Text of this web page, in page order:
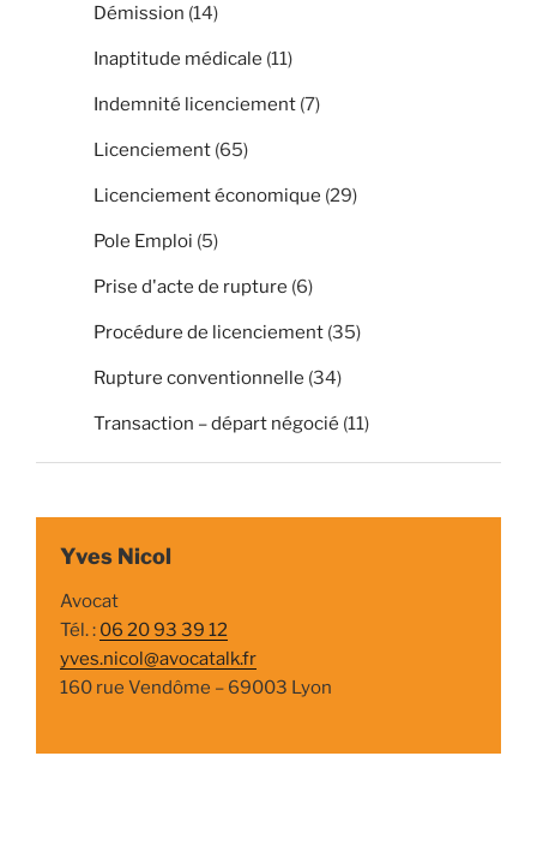
Démission (14)
Inaptitude médicale (11)
Indemnité licenciement (7)
Licenciement (65)
Licenciement économique (29)
Pole Emploi (5)
Prise d'acte de rupture (6)
Procédure de licenciement (35)
Rupture conventionnelle (34)
Transaction – départ négocié (11)
Yves Nicol
Avocat
Tél. : 06 20 93 39 12
yves.nicol@avocatalk.fr
160 rue Vendôme – 69003 Lyon